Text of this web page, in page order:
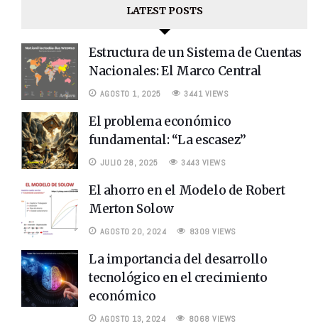
LATEST POSTS
Estructura de un Sistema de Cuentas
Nacionales: El Marco Central
AGOSTO 1, 2025 3441 VIEWS
El problema económico
fundamental: “La escasez”
JULIO 28, 2025 3443 VIEWS
El ahorro en el Modelo de Robert
Merton Solow
AGOSTO 20, 2024 8309 VIEWS
La importancia del desarrollo
tecnológico en el crecimiento
económico
AGOSTO 13, 2024 8068 VIEWS